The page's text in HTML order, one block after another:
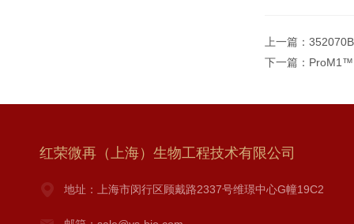
上一篇：
下一篇： ProM1™
红荣微再（上海）生物工程技术有限公司
地址：上海市闵行区顾戴路2337号维璟中心G幢19C2